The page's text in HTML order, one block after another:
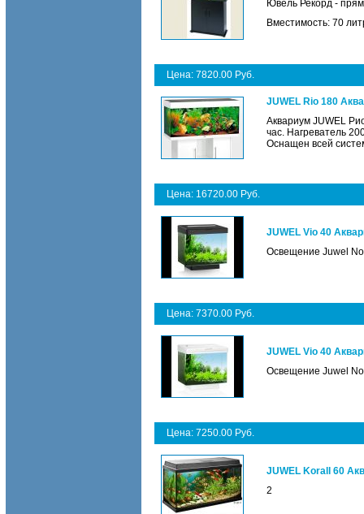
Ювель Рекорд -
Вместимость: 70
Цена: 7820.00 Руб.
JUWEL Rio 180
Аквариум JUWEL
час. Нагреватель
Оснащен всей
Цена: 16720.00 Руб.
JUWEL Vio 40
Освещение Juwel
Цена: 7370.00 Руб.
JUWEL Vio 40
Освещение Juwel
Цена: 7250.00 Руб.
JUWEL Korall 60
2